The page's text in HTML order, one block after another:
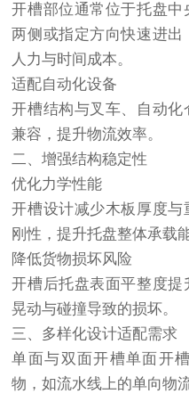
开槽部位通常位于托盘
两侧或指定方向快速进
人力与时间成本。
适配自动化设备
开槽结构与叉车、自动
兼容，提升物流效率。
二、增强结构稳定性
优化力学性能
开槽设计减少木板厚度
刚性，提升托盘整体承载
降低货物损坏风险
开槽后托盘表面平整度
晃动与碰撞导致的损坏。
三、多样化设计适配需求
单面与双面开槽单面开
物，如流水线上的单向物流